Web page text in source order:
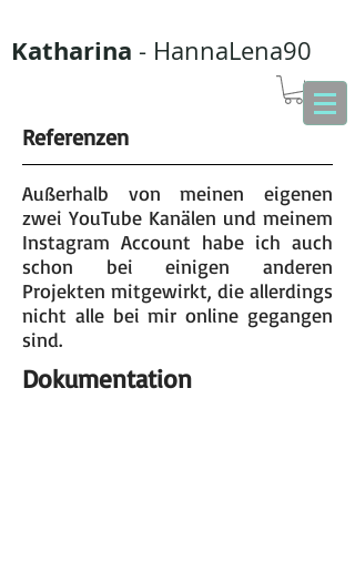
Katharina - HannaLena90
Referenzen
Außerhalb von meinen eigenen
zwei YouTube Kanälen und meinem
Instagram Account habe ich auch
schon bei einigen anderen
Projekten mitgewirkt, die allerdings
nicht alle bei mir online gegangen
sind.
Dokumentation